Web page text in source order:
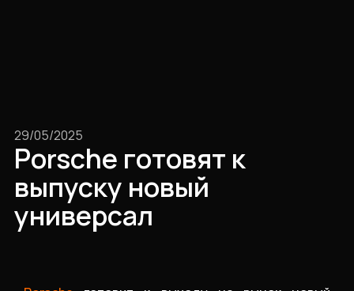
29/05/2025
Porsche готовят к
выпуску новый
универсал